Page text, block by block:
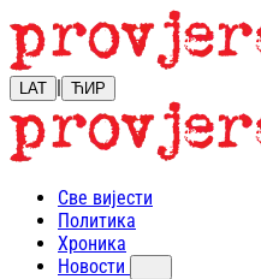
LAT | ЋИР
Све вијести
Политика
Хроника
Новости